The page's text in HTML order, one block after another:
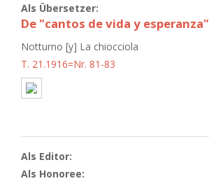
Als Übersetzer:
De "cantos de vida y esperanza"
Notturno [y] La chiocciola
T. 21.1916=Nr. 81-83
Als Editor:
Als Honoree: